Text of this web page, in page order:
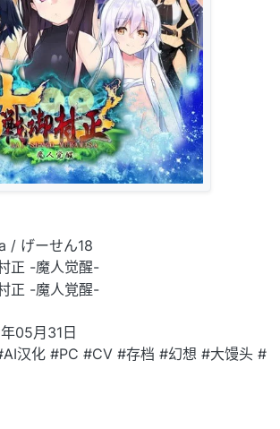
/ げーせん18
正 -魔人觉醒-
正 -魔人覚醒-
05月31日
汉化 #PC #CV #存档 #幻想 #大馒头 #